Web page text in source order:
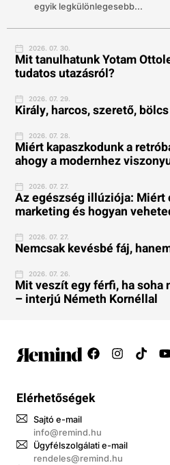
egyik legkülönlegesebb...
2026. 07. 30.
Mit tanulhatunk Yotam
tudatos utazásról?
2026. 07. 29.
Király, harcos, szerető,
2026. 07. 28.
Miért kapaszkodunk a
ahogy a modernhez
2026. 07. 27.
Az egészség illúziója: Miért
marketing és hogyan
2026. 07. 27.
Nemcsak kevésbé fáj,
2026. 07. 26.
Mit veszít egy férfi, ha soha
– interjú Németh Kornéllal
Elérhetőségek
Sajtó e-mail
info@remind.hu
Ügyfélszolgálati e-mail
rendeles@remind.hu